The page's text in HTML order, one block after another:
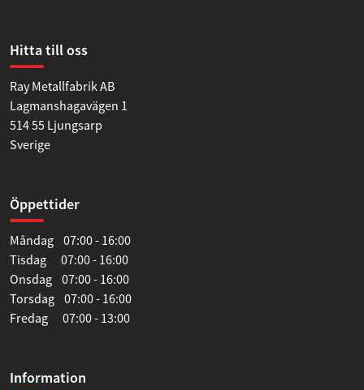
Hitta till oss
Ray Metallfabrik AB
Lagmanshagavägen 1
514 55 Ljungsarp
Sverige
Öppettider
Måndag 07:00 - 16:00
Tisdag 07:00 - 16:00
Onsdag 07:00 - 16:00
Torsdag 07:00 - 16:00
Fredag 07:00 - 13:00
Information